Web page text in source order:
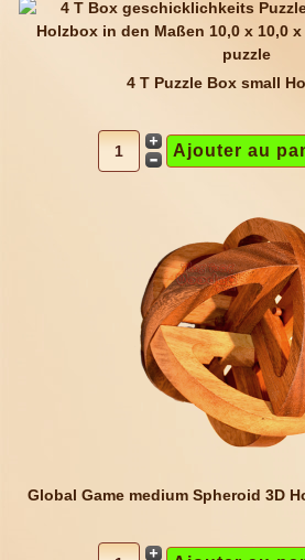
4 T Puzzle Box small
Global Game medium Spheroid 3D